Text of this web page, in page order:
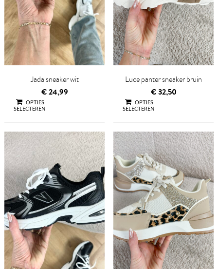
OPTIES
SELECTEREN
Jada sneaker wit
€24,99
OPTIES
SELECTEREN
Luce panter sneaker bruin
€32,50